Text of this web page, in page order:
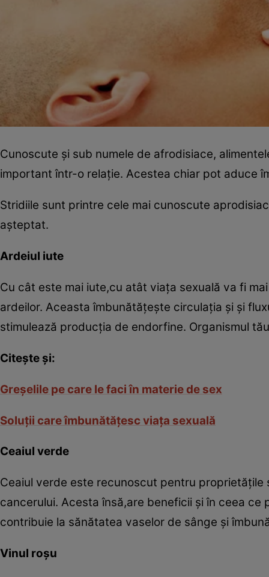
Cunoscute şi sub numele de afrodisiace,
important într-o relaţie. Acestea chiar pot aduce
Stridiile sunt printre cele mai cunoscute
aşteptat.
Ardeiul iute
Cu cât este mai iute,cu atât viaţa sexuală va fi
ardeilor. Aceasta îmbunătăţeşte circulaţia şi şi
stimulează producţia de endorfine. Organismul
Citeşte şi:
Greşelile pe care le faci în materie de sex
Soluţii care îmbunătăţesc viaţa sexuală
Ceaiul verde
Ceaiul verde este recunoscut pentru
cancerului. Acesta însă,are beneficii şi în ceea
contribuie la sănătatea vaselor de sânge şi
Vinul roşu